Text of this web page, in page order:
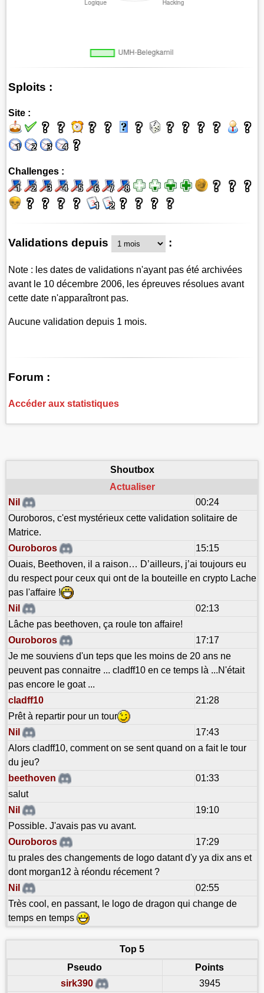
Sploits :
Site :
Challenges :
Validations depuis :
Note : les dates de validations n'ayant pas été archivées
avant le 10 décembre 2006, les épreuves résolues avant
cette date n'apparaîtront pas.
Aucune validation depuis 1 mois.
Forum :
Accéder aux statistiques
Shoutbox
Actualiser
Nil
00:24
Ouroboros, c'est mystérieux cette validation solitaire de
Matrice.
Ouroboros
15:15
Ouais, Beethoven, il a raison… D’ailleurs, j’ai toujours eu
du respect pour ceux qui ont de la bouteille en crypto Lache
pas l'affaire !
Nil
02:13
Lâche pas beethoven, ça roule ton affaire!
Ouroboros
17:17
Je me souviens d'un teps que les moins de 20 ans ne
peuvent pas connaitre ... cladff10 en ce temps là ...N'était
pas encore le goat ...
cladff10
21:28
Prêt à repartir pour un tour
Nil
17:43
Alors cladff10, comment on se sent quand on a fait le tour
du jeu?
beethoven
01:33
salut
Nil
19:10
Possible. J'avais pas vu avant.
Ouroboros
17:29
tu prales des changements de logo datant d'y ya dix ans et
dont morgan12 à réondu récement ?
Nil
02:55
Très cool, en passant, le logo de dragon qui change de
temps en temps
Top 5
Pseudo
Points
sirk390
3945